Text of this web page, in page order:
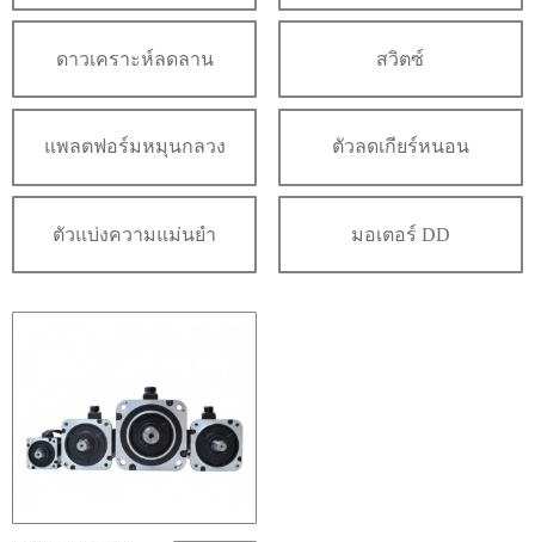
ดาวเคราะห์ลดลาน สวิตซ์
แพลตฟอร์มหมุนกลวง ตัวลดเกียร์หนอน
ตัวแบ่งความแม่นยำ มอเตอร์ DD